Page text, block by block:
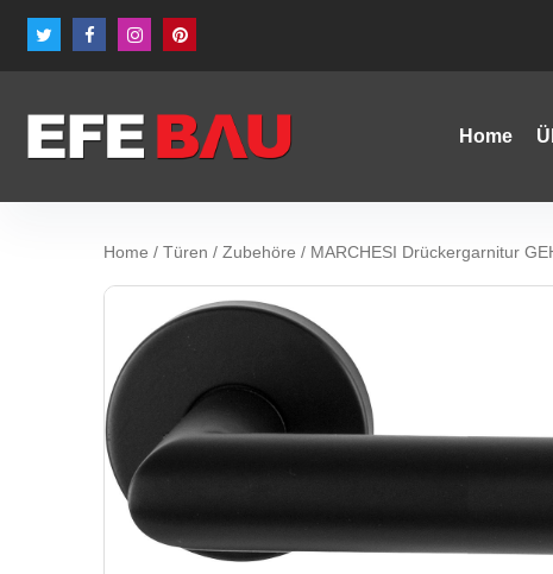
Home
Home / Türen / Zubehöre / MARCHESI Drückergarnitur